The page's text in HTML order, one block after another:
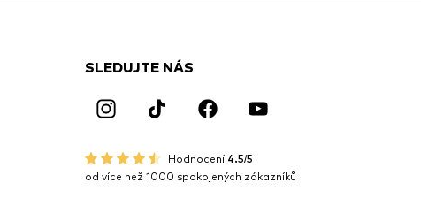
SLEDUJTE NÁS
Hodnocení 4.5/5
od více než 1000 spokojených zákazníků